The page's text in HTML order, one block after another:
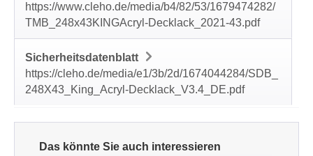
https://www.cleho.de/media/b4/82/53/1679474282/
TMB_248x43KINGAcryl-Decklack_2021-43.pdf
Sicherheitsdatenblatt
https://cleho.de/media/e1/3b/2d/1674044284/SDB_
248X43_King_Acryl-Decklack_V3.4_DE.pdf
Produktgalerie überspringen
Das könnte Sie auch interessieren